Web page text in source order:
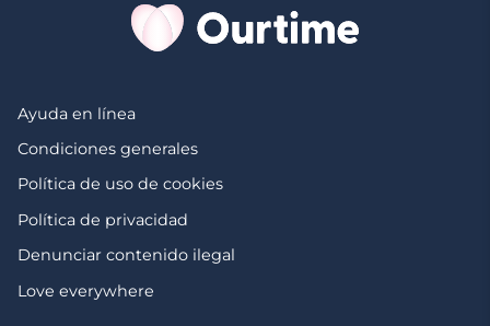
Ayuda en línea
Condiciones generales
Política de uso de cookies
Política de privacidad
Denunciar contenido ilegal
Love everywhere